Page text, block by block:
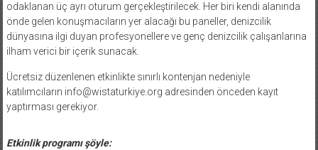
odaklanan üç ayrı oturum gerçekleştirilecek. Her biri kendi alanında
önde gelen konuşmacıların yer alacağı bu paneller, denizcilik
dünyasına ilgi duyan profesyonellere ve genç denizcilik çalışanlarına
ilham verici bir içerik sunacak.
Ücretsiz düzenlenen etkinlikte sınırlı kontenjan nedeniyle
katılımcıların info@wistaturkiye.org adresinden önceden kayıt
yaptırması gerekiyor.
Etkinlik programı şöyle: